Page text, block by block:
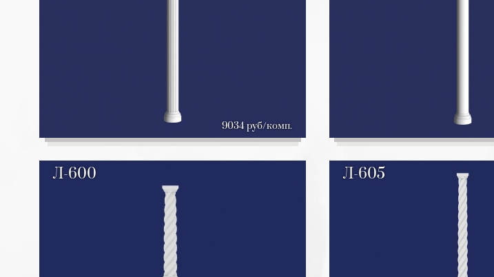
9034 руб/комп.
Л-600 Л-605